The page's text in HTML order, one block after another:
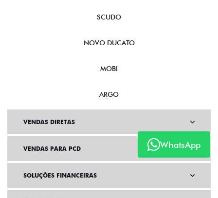
WhatsApp
SCUDO
NOVO DUCATO
MOBI
ARGO
VENDAS DIRETAS
VENDAS PARA PCD
SOLUÇÕES FINANCEIRAS